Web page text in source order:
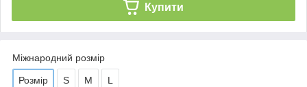
Купити
Міжнародний розмір
Розмір S M L